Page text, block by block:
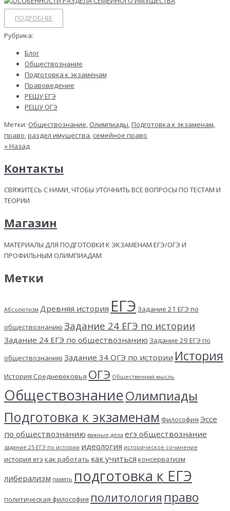
ПОДРОБНЕЕ
Рубрика:
Блог
Обществознание
Подготовка к экзаменам
Правоведение
РЕШУ ЕГЭ
РЕШУ ОГЭ
Метки: Обществознание Олимпиады Подготовка к экзаменам
право раздел имущества семейное право
« Назад
Контакты
СВЯЖИТЕСЬ С НАМИ, ЧТОБЫ УТОЧНИТЬ ВСЕ ВОПРОСЫ ПО ТЕСТАМ И
ТЕОРИИ
Магазин
МАТЕРИАЛЫ ДЛЯ ПОДГОТОВКИ К ЭКЗАМЕНАМ ЕГЭ/ОГЭ И
ПРОФИЛЬНЫМ ОЛИМПИАДАМ
Метки
Абсолютизм Древняя история ЕГЭ Задание 21 ЕГЭ по
обществознанию Задание 24 ЕГЭ по истории
Задание 24 ЕГЭ по обществознанию Задание 29 ЕГЭ по
обществознанию Задание 34 ОГЭ по истории История
История Средневековья ОГЭ Общественная мысль
ОбществознаниеОлимпиады
Подготовка к экзаменам Философия Эссе
по обществознанию важные дела егэ обществознание
задание 25 ЕГЭ по истории идеология историческое сочинение
история егэ как работать как учиться консерватизм
либерализм память подготовка к ЕГЭ
политическая философия политология право